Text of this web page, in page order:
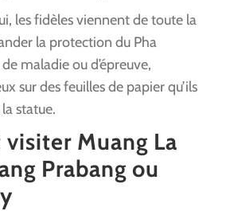
les fidèles viennent de toute la
la protection du Pha
maladie ou d’épreuve,
sur des feuilles de papier qu’ils
statue.
Muang La
Prabang ou